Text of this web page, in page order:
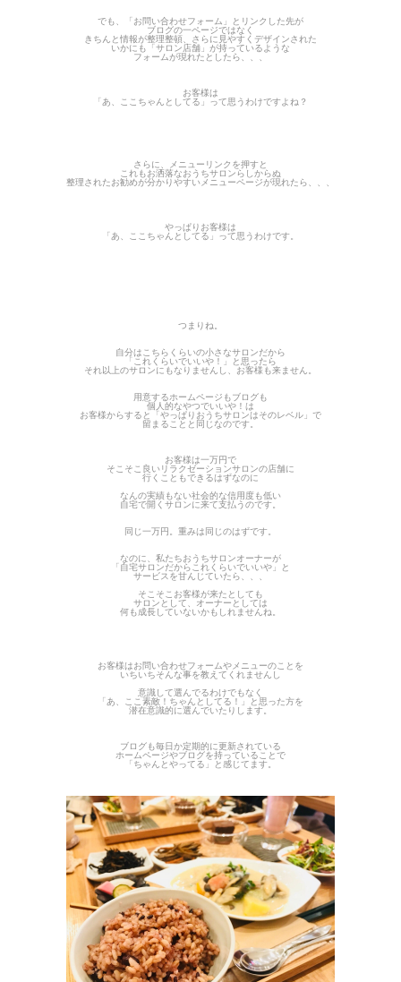
でも、「お問い合わせフォーム」とリンクした先が
ブログの一ページではなく
きちんと情報が整理整頓、さらに見やすくデザインされた
いかにも「サロン店舗」が持っているような
フォームが現れたとしたら、、、
お客様は
「あ、ここちゃんとしてる」って思うわけですよね？
さらに、メニューリンクを押すと
これもお洒落なおうちサロンらしからぬ
整理されたお勧めが分かりやすいメニューページが現れたら、、、
やっぱりお客様は
「あ、ここちゃんとしてる」って思うわけです。
つまりね。
自分はこちらくらいの小さなサロンだから
「これくらいでいいや！」と思ったら
それ以上のサロンにもなりませんし、お客様も来ません。
用意するホームページもブログも
個人的なやつでいいや！は
お客様からすると「やっぱりおうちサロンはそのレベル」で
留まることと同じなのです。
お客様は一万円で
そこそこ良いリラクゼーションサロンの店舗に
行くこともできるはずなのに
なんの実績もない社会的な信用度も低い
自宅で開くサロンに来て支払うのです。
同じ一万円。重みは同じのはずです。
なのに、私たちおうちサロンオーナーが
「自宅サロンだからこれくらいでいいや」と
サービスを甘んじていたら、、、
そこそこお客様が来たとしても
サロンとして、オーナーとしては
何も成長していないかもしれませんね。
お客様はお問い合わせフォームやメニューのことを
いちいちそんな事を教えてくれませんし
意識して選んでるわけでもなく
「あ、ここ素敵！ちゃんとしてる！」と思った方を
潜在意識的に選んでいたりします。
ブログも毎日か定期的に更新されている
ホームページやブログを持っていることで
「ちゃんとやってる」と感じてます。